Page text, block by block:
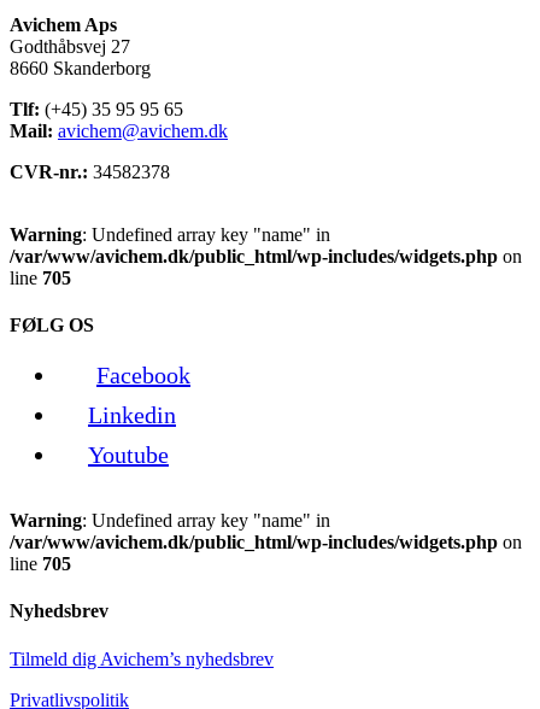
Avichem Aps
Godthåbsvej 27
8660 Skanderborg
Tlf: (+45) 35 95 95 65
Mail: avichem@avichem.dk
CVR-nr.: 34582378
Warning: Undefined array key "name" in
/var/www/avichem.dk/public_html/wp-includes/widgets.php on
line 705
FØLG OS
Facebook
Linkedin
Youtube
Warning: Undefined array key "name" in
/var/www/avichem.dk/public_html/wp-includes/widgets.php on
line 705
Nyhedsbrev
Tilmeld dig Avichem’s nyhedsbrev
Privatlivspolitik